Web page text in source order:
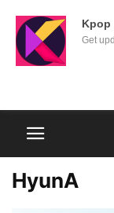
Kpop
Get
HyunA